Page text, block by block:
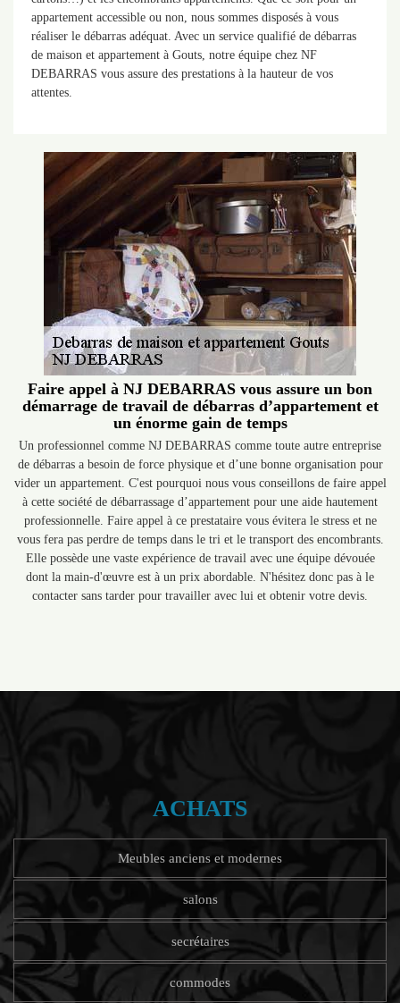
appartement accessible ou non, nous sommes disposés à vous
réaliser le débarras adéquat. Avec un service qualifié de débarras
de maison et appartement à Gouts, notre équipe chez NF
DEBARRAS vous assure des prestations à la hauteur de vos
attentes.
Faire appel à NJ DEBARRAS vous assure un bon
démarrage de travail de débarras d’appartement et
un énorme gain de temps
Un professionnel comme NJ DEBARRAS comme toute autre entreprise
de débarras a besoin de force physique et d’une bonne organisation pour
vider un appartement. C'est pourquoi nous vous conseillons de faire appel
à cette société de débarrassage d’appartement pour une aide hautement
professionnelle. Faire appel à ce prestataire vous évitera le stress et ne
vous fera pas perdre de temps dans le tri et le transport des encombrants.
Elle possède une vaste expérience de travail avec une équipe dévouée
dont la main-d'œuvre est à un prix abordable. N'hésitez donc pas à le
contacter sans tarder pour travailler avec lui et obtenir votre devis.
ACHATS
Meubles anciens et modernes
salons
secrétaires
commodes